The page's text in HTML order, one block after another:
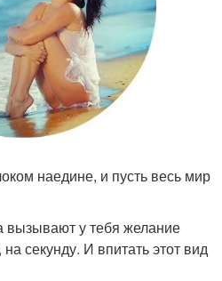
наедине, и пусть весь мир
вызывают у тебя желание
секунду. И впитать этот вид